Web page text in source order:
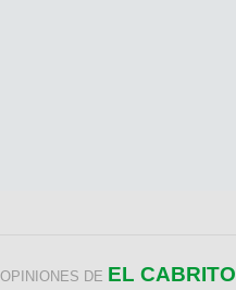
OPINIONES DE EL CABRITO